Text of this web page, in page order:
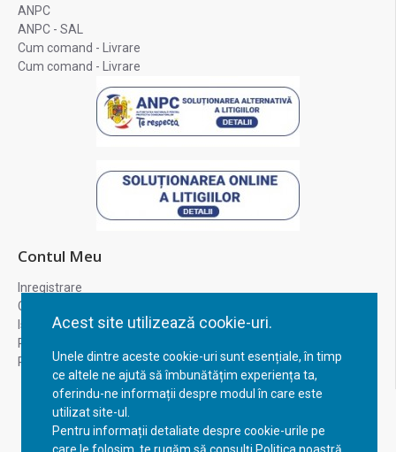
Acest site utilizează cookie-uri.
Unele dintre aceste cookie-uri sunt esențiale, în timp
ce altele ne ajută să îmbunătățim experiența ta,
oferindu-ne informații despre modul în care este
utilizat site-ul.
Pentru informații detaliate despre cookie-urile pe
ANPC
ANPC - SAL
Cum comand - Livrare
Cum comand - Livrare
Contul Meu
Inregistrare
Contul meu
Istoric comenzi
Recuperare parola
Returnare produs